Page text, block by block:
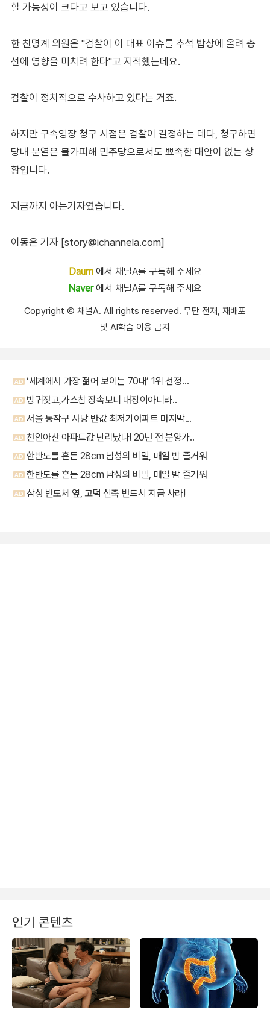
할 가능성이 크다고 보고 있습니다.
한 친명계 의원은 "검찰이 이 대표 이슈를 추석 밥상에 올려 총
선에 영향을 미치려 한다"고 지적했는데요.
검찰이 정치적으로 수사하고 있다는 거죠.
하지만 구속영장 청구 시점은 검찰이 결정하는 데다, 청구하면
당내 분열은 불가피해 민주당으로서도 뾰족한 대안이 없는 상
황입니다.
지금까지 아는기자였습니다.
이동은 기자 [story@ichannela.com]
Daum에서 채널A를 구독해 주세요
Naver에서 채널A를 구독해 주세요
Copyright Ⓒ 채널A. All rights reserved. 무단 전재, 재배포
및 AI학습 이용 금지
인기 콘텐츠